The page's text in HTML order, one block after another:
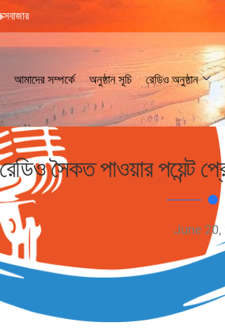
আমাদের সম্পর্কে অনুষ্ঠান সূচি রেডিও অনুষ্ঠান
রেডিও সৈকত পাওয়ার পয়েন্ট
June 20,